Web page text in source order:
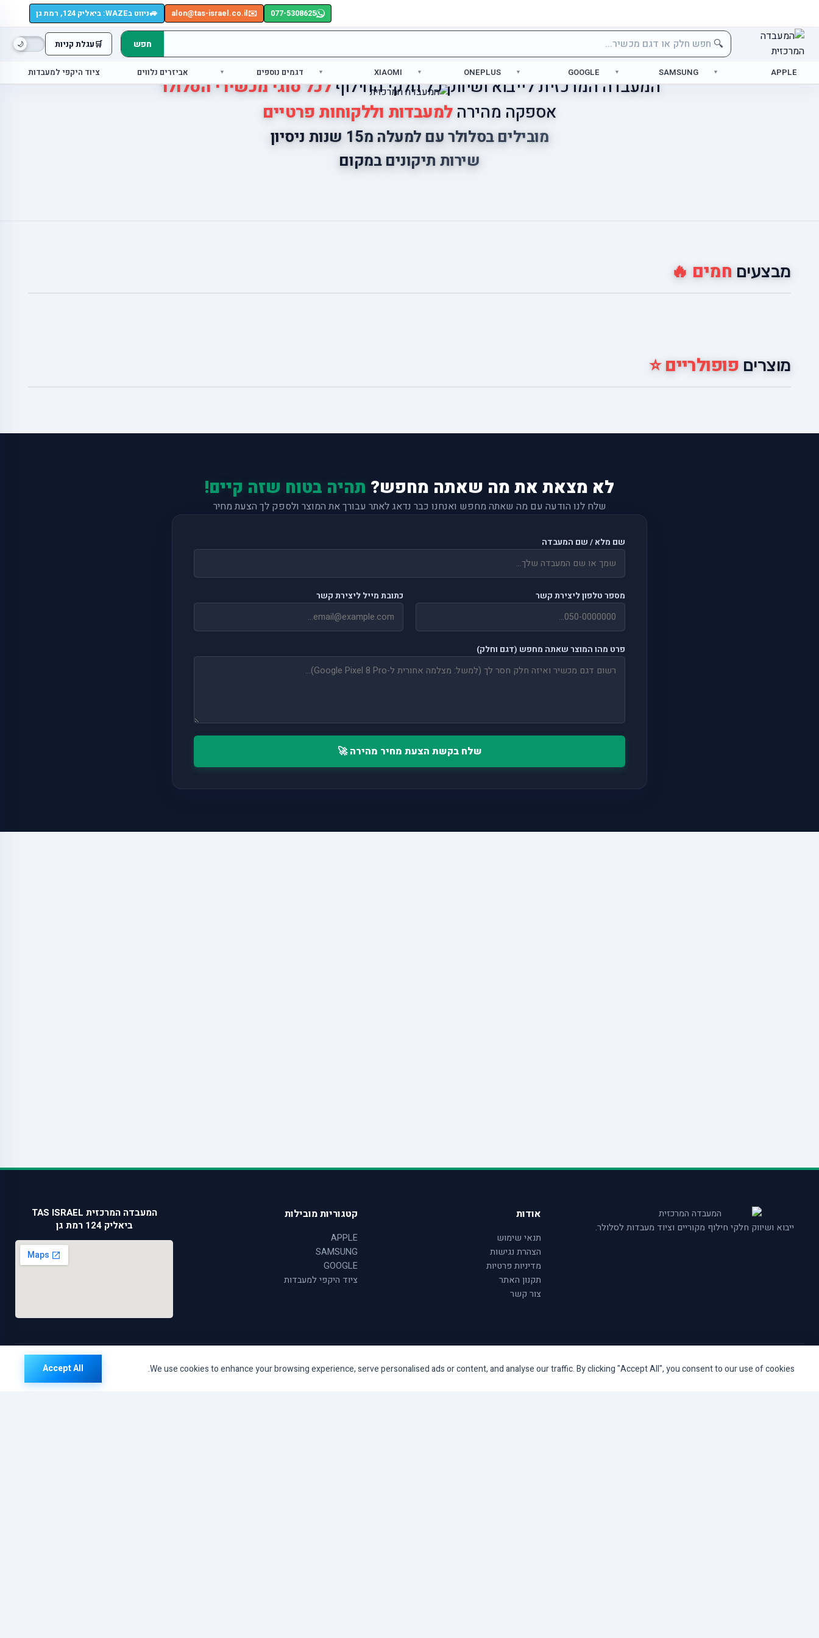
We use cookies to enhance your browsing experience, serve personalised ads or content, and analyse our traffic. By clicking "Accept All", you consent to our use of cookies.
Accept All
077-5308625
✉️
alon@tas-israel.co.il
🚙ניווט בWAZE: ביאליק 124, רמת גן
🛒עגלת קניות 🔍 חפש
APPLE
SAMSUNG
GOOGLE
ONEPLUS
XIAOMI דגמים נוספים אביזרים נלווים ציוד היקפי למעבדות
המעבדה המרכזית לייבוא ושיווק כל חלקי החילוףלכל סוגי מכשירי הסלולר
אספקה מהירהלמעבדות וללקוחות פרטיים
מובילים בסלולר עם למעלה מ15 שנות ניסיון
שירות תיקונים במקום
מבצעים חמים 🔥
מוצרים פופולריים ⭐
לא מצאת את מה שאתה מחפש? תהיה בטוח שזה קיים!
שלח לנו הודעה עם מה שאתה מחפש ואנחנו כבר נדאג לאתר עבורך את המוצר ולספק לך הצעת מחיר
שם מלא / שם המעבדה
מספר טלפון ליצירת קשר כתובת מייל ליצירת קשר
פרט מהו המוצר שאתה מחפש (דגם וחלק)
שלח בקשת הצעת מחיר מהירה 🚀
ייבוא ושיווק חלקי חילוף מקוריים וציוד מעבדות לסלולר.
אודות
תנאי שימוש
הצהרת נגישות
מדיניות פרטיות
תקנון האתר
צור קשר
קטגוריות מובילות
APPLE
SAMSUNG
GOOGLE
ציוד היקפי למעבדות
המעבדה המרכזית TAS ISRAEL
ביאליק 124 רמת גן
© המעבדה המרכזית TAS ISRAEL. כל הזכויות שמורות.